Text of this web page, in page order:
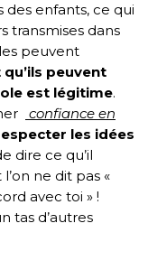
enfants, ce qui
transmises dans
peuvent
peuvent
est légitime.
confiance en
les idées
dire ce qu’il
ne dit pas «
avec toi » !
tas d’autres